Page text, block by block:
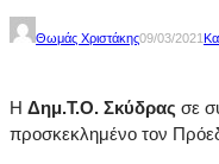
Θωμάς Χριστάκης09/03/2021
Η Δημ.Τ.Ο. Σκύδρας σε
προσκεκλημένο τον